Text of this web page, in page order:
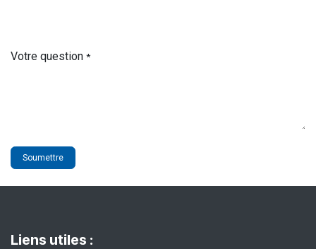
Votre question *
Soumettre
Liens utiles :